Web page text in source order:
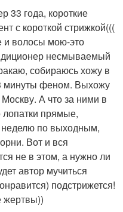
33 года, короткие
с короткой стрижкой(((
и волосы мою-это
несмываемый
собираюсь хожу в
минуты феном. Выхожу
А что за ними в
прямые,
неделю по выходным,
Вот и вся
не в этом, а нужно ли
автор мучиться
подстрижется!
жертвы))